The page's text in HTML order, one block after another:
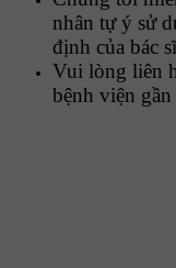
nhân tự ý sử
định của bác
Vui lòng liên
bệnh viện